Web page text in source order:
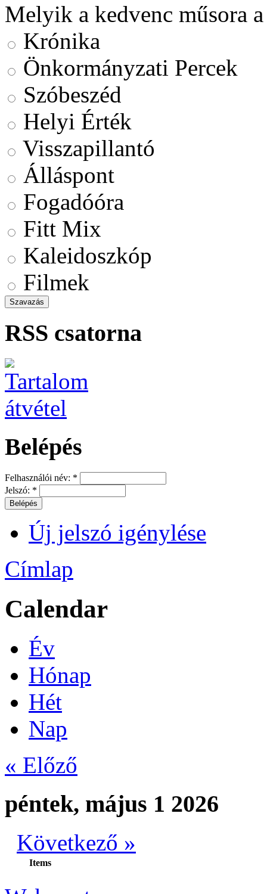
Melyik a kedvenc műsora
Krónika
Önkormányzati Percek
Szóbeszéd
Helyi Érték
Visszapillantó
Álláspont
Fogadóóra
Fitt Mix
Kaleidoszkóp
Filmek
RSS csatorna
Belépés
Felhasználói név: *
Jelszó: *
Új jelszó igénylése
Címlap
Calendar
Év
Hónap
Hét
Nap
« Előző
péntek, május 1 2026
Következő »
Items